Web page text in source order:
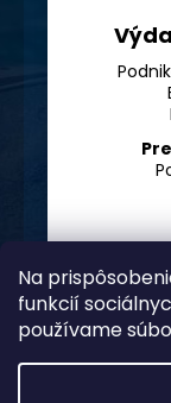
Na
funkcií
používame